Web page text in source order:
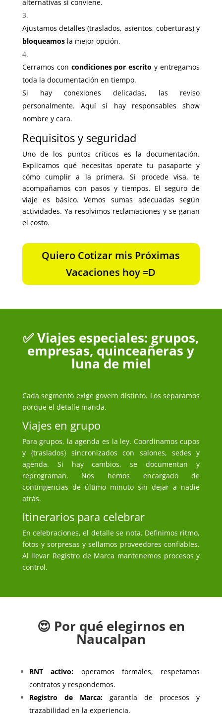
alternativas si conviene.
Ajustamos detalles (traslados, asientos, coberturas) y
bloqueamosla mejor opción.
Cerramos con condiciones por escrito y entregamos
toda la documentación en tiempo.
Si hay conexiones delicadas, las reviso
personalmente. Aquí sí hay responsables show
nombre y cara.
Requisitos y seguridad
Uno de los puntos críticos es la documentación.
Explicamos qué necesitas operate tu pasaporte y
cómo cumplir a la primera. Si procede visa, te
acompañamos con pasos y tiempos. El seguro de
viaje es básico. Vemos sumas adecuadas según
actividades. Ya resolvimos reclamaciones y se ganan
el costo.
Quiero Cotizar mis Próximas
Vacaciones hoy =D
✅ Viajes especiales: grupos,
empresas, quinceañeras y
luna de miel
Cada segmento exige govern distinto. Los separamos
porque el detalle manda.
Viajes en grupo
Para grupos, la agenda es la ley. Coordinamos cupos
y {traslados} sincronizados con salones, sedes y
agenda. Si hay cambios, se documentan y
reprograman. Nos hemos encargado de
contingencias de último minuto sin dejar a nadie
atrás.
Itinerarios para celebrar
En celebraciones, el detalle se nota. Definimos ritmo,
fotos y sorpresas y sellamos proveedores confiables.
Al llevar Registro de Marca mantenemos procesos y
control.
😍 Por qué elegirnos en
Naucalpan
RNT activo: operamos formales, respetamos
contratos y respondemos.
Registro de Marca:garantía de procesos y
trazabilidad en la experiencia.